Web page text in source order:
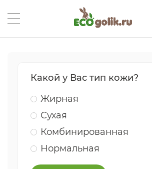
Какой у Вас тип кожи?
Жирная
Сухая
Комбинированная
Нормальная